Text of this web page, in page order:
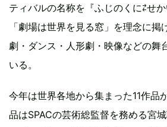
ティバルの名称を『ふじのくに⇄せか
「劇場は世界を見る窓」を理念に
劇・ダンス・人形劇・映像などの舞
いる。
今年は世界各地から集まった11作品
品はSPACの芸術総監督を務める宮